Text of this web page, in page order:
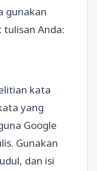
gunakan
Anda:
kata
yang
Google
Gunakan
dan isi